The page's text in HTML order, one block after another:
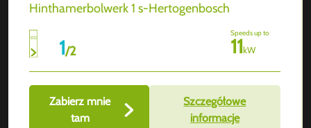
Hinthamerbolwerk 1 s-Hertogenbosch
1/2
Speeds up to
11kW
Zabierz mnie
tam
Szczegółowe
informacje